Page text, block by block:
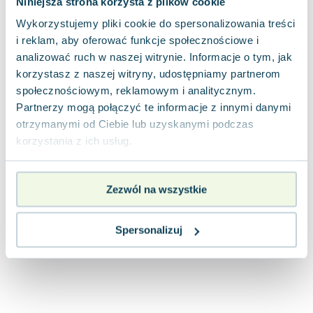
Wykorzystujemy pliki cookie do spersonalizowania treści
i reklam, aby oferować funkcje społecznościowe i
analizować ruch w naszej witrynie. Informacje o tym, jak
korzystasz z naszej witryny, udostępniamy partnerom
społecznościowym, reklamowym i analitycznym.
Partnerzy mogą połączyć te informacje z innymi danymi
otrzymanymi od Ciebie lub uzyskanymi podczas
korzystania z ich usług.
Zezwól na wszystkie
Spersonalizuj
Joseph Murphy
Jan Sztaudynger
Aleksander Puszkin
Oscar Wilde
Małgorzata Ohme
Leszek Czarnecki
Joanna Racewicz
Janina Zającówna
Anna Prus (oprac.)
Nela Mała Reporterka
Agnieszka Maciąg